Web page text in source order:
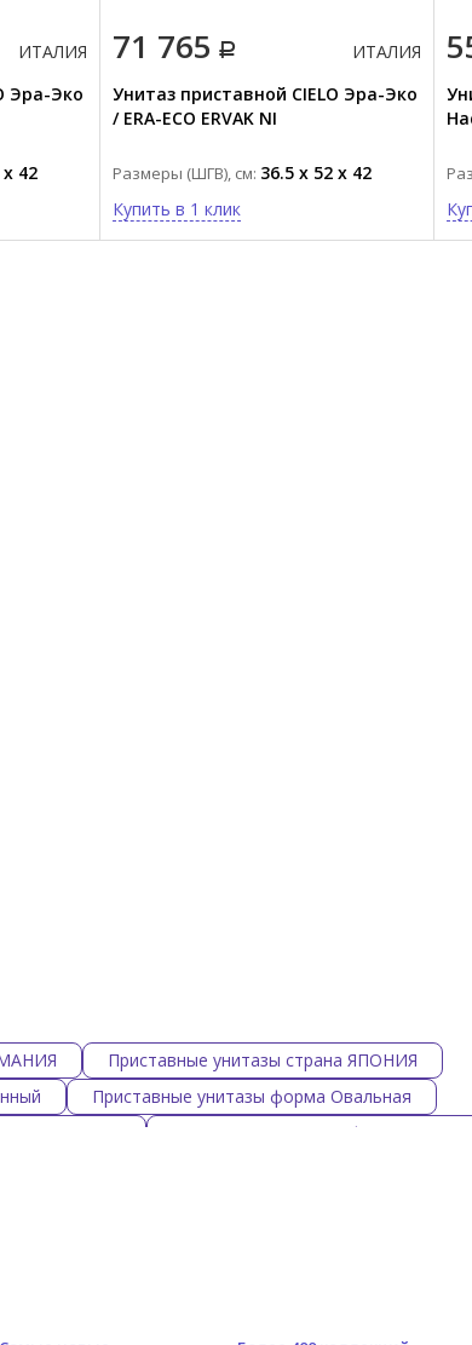
ИТАЛИЯ
Эра-Эко
x 42
71 765
ИТАЛИЯ
Унитаз приставной CIELO Эра-Эко
/ ERA-ECO ERVAK NI
Размеры (ШГВ), см: 36.5 x 52 x 42
Купить в 1 клик
Приставные унитазы страна ЯПОНИЯ
Приставные унитазы форма Овальная
Квадратная
Приставные унитазы форма Круглая